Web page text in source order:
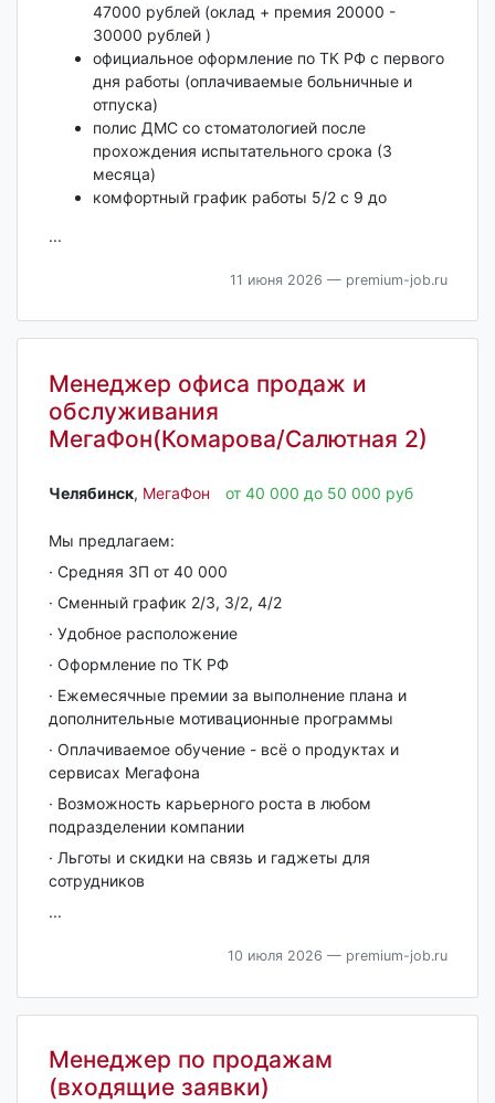
47000 рублей (оклад + премия 20000 -
30000 рублей )
официальное оформление по ТК РФ с первого
дня работы (оплачиваемые больничные и
отпуска)
полис ДМС со стоматологией после
прохождения испытательного срока (3
месяца)
комфортный график работы 5/2 с 9 до
...
11 июня 2026 — premium-job.ru
Менеджер офиса продаж и
обслуживания
МегаФон(Комарова/Салютная 2)
Челябинск‎, МегаФон от 40 000 до 50 000 руб
Мы предлагаем:
· Средняя ЗП от 40 000
· Сменный график 2/3, 3/2, 4/2
· Удобное расположение
· Оформление по ТК РФ
· Ежемесячные премии за выполнение плана и
дополнительные мотивационные программы
· Оплачиваемое обучение - всё о продуктах и
сервисах Мегафона
· Возможность карьерного роста в любом
подразделении компании
· Льготы и скидки на связь и гаджеты для
сотрудников
...
10 июля 2026 — premium-job.ru
Менеджер по продажам
(входящие заявки)